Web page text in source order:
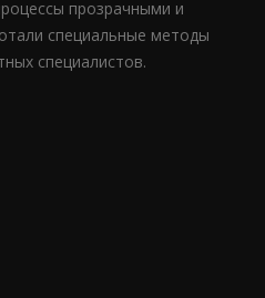
прозрачными и
специальные методы
специалистов.